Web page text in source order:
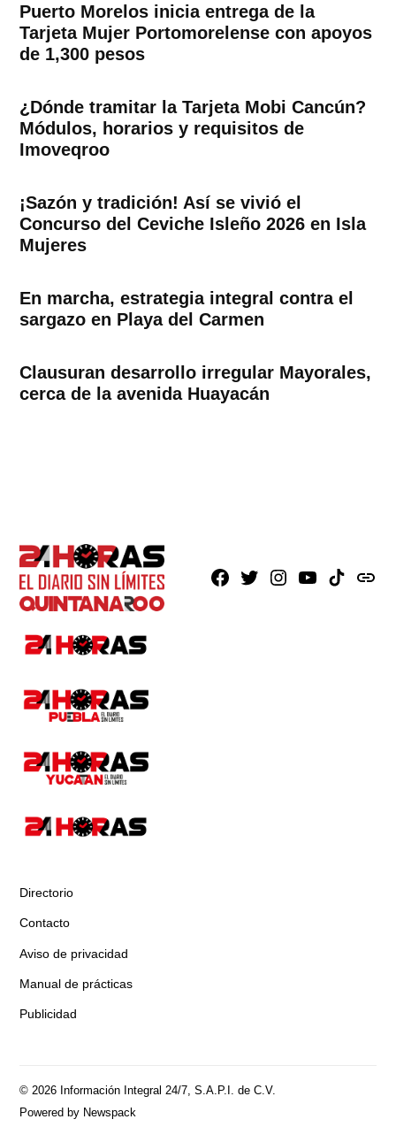
Puerto Morelos inicia entrega de la
Tarjeta Mujer Portomorelense con apoyos
de 1,300 pesos
¿Dónde tramitar la Tarjeta Mobi Cancún?
Módulos, horarios y requisitos de
Imoveqroo
¡Sazón y tradición! Así se vivió el
Concurso del Ceviche Isleño 2026 en Isla
Mujeres
En marcha, estrategia integral contra el
sargazo en Playa del Carmen
Clausuran desarrollo irregular Mayorales,
cerca de la avenida Huayacán
Facebook
X Instagram
YoutubeTikTokissuu
Directorio
Contacto
Aviso de privacidad
Manual de prácticas
Publicidad
© 2026 Información Integral 24/7, S.A.P.I. de C.V.
Powered by Newspack